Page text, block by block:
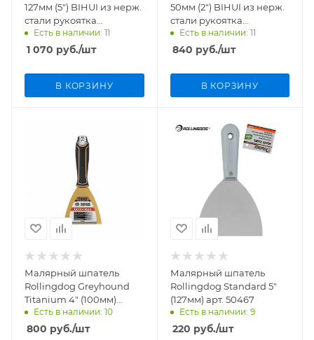
127мм (5") BIHUI из нерж.
стали рукоятка
эргономичная PTS5
Есть в наличии: 11
1 070 руб./шт
В КОРЗИНУ
50мм (2") BIHUI из нерж.
стали рукоятка
эргономичная PTS2
Есть в наличии: 11
840 руб./шт
В КОРЗИНУ
Малярный шпатель
Rollingdog Greyhound
Titanium 4" (100мм)
сверхгибкий арт. 50410
Есть в наличии: 10
800 руб./шт
Малярный шпатель
Rollingdog Standard 5"
(127мм) арт. 50467
Есть в наличии: 9
220 руб./шт